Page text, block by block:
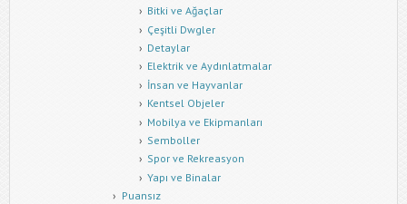
Bitki ve Ağaçlar
Çeşitli Dwgler
Detaylar
Elektrik ve Aydınlatmalar
İnsan ve Hayvanlar
Kentsel Objeler
Mobilya ve Ekipmanları
Semboller
Spor ve Rekreasyon
Yapı ve Binalar
Puansız